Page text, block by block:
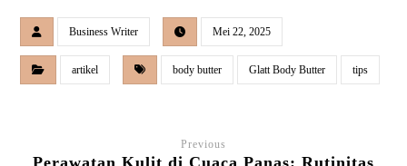
Business Writer Mei 22, 2025
artikel body butter Glatt Body Butter tips
Previous